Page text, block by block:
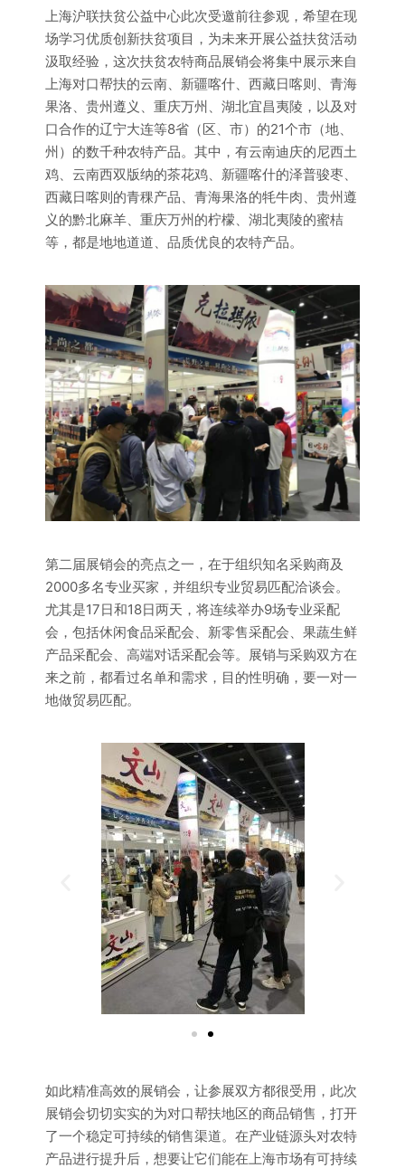
上海沪联扶贫公益中心此次受邀前往参观，希望在现
场学习优质创新扶贫项目，为未来开展公益扶贫活动
汲取经验，这次扶贫农特商品展销会将集中展示来自
上海对口帮扶的云南、新疆喀什、西藏日喀则、青海
果洛、贵州遵义、重庆万州、湖北宜昌夷陵，以及对
口合作的辽宁大连等8省（区、市）的21个市（地、
州）的数千种农特产品。其中，有云南迪庆的尼西土
鸡、云南西双版纳的茶花鸡、新疆喀什的泽普骏枣、
西藏日喀则的青稞产品、青海果洛的牦牛肉、贵州遵
义的黔北麻羊、重庆万州的柠檬、湖北夷陵的蜜桔
等，都是地地道道、品质优良的农特产品。
第二届展销会的亮点之一，在于组织知名采购商及
2000多名专业买家，并组织专业贸易匹配洽谈会。
尤其是17日和18日两天，将连续举办9场专业采配
会，包括休闲食品采配会、新零售采配会、果蔬生鲜
产品采配会、高端对话采配会等。展销与采购双方在
来之前，都看过名单和需求，目的性明确，要一对一
地做贸易匹配。
如此精准高效的展销会，让参展双方都很受用，此次
展销会切切实实的为对口帮扶地区的商品销售，打开
了一个稳定可持续的销售渠道。在产业链源头对农特
产品进行提升后，想要让它们能在上海市场有可持续